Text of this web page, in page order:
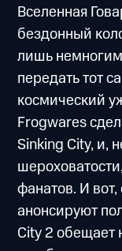
Вселенная
бездонный
лишь
передать тот
космический
Frogwares
Sinking City, и,
фанатов. И
анонсируют
City 2 обещает